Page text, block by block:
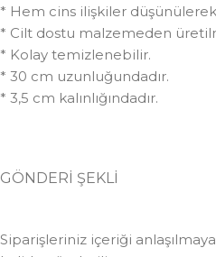
* Hem cins ilişkiler düşünülerek
* Cilt dostu malzemeden
* Kolay temizlenebilir.
* 30 cm uzunluğundadır.
* 3,5 cm kalınlığındadır.
GÖNDERİ ŞEKLİ
Siparişleriniz içeriği